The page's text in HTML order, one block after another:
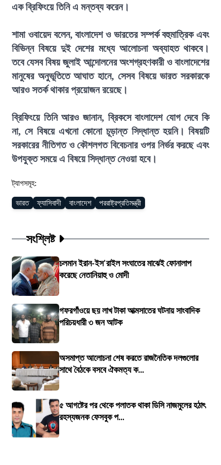
এক ব্রিফিংয়ে তিনি এ মন্তব্য করেন।
শামা ওবায়েদ বলেন, বাংলাদেশ ও ভারতের সম্পর্ক বহুমাত্রিক এবং
বিভিন্ন বিষয়ে দুই দেশের মধ্যে আলোচনা অব্যাহত থাকবে।
তবে যেসব বিষয় জুলাই আন্দোলনের অংশগ্রহণকারী ও বাংলাদেশের
মানুষের অনুভূতিতে আঘাত হানে, সেসব বিষয়ে ভারত সরকারকে
আরও সতর্ক থাকার প্রয়োজন রয়েছে।
ব্রিফিংয়ে তিনি আরও জানান, ব্রিকসে বাংলাদেশ যোগ দেবে কি
না, সে বিষয়ে এখনো কোনো চূড়ান্ত সিদ্ধান্ত হয়নি। বিষয়টি
সরকারের নীতিগত ও কৌশলগত বিবেচনার ওপর নির্ভর করছে এবং
উপযুক্ত সময়ে এ বিষয়ে সিদ্ধান্ত নেওয়া হবে।
ট্যাগসমূহ:
ভারত ফ্যাসিবাদী বাংলাদেশ পররাষ্ট্রপ্রতিমন্ত্রী
সংশ্লিষ্ট
চলমান ইরান-ইস'রাইল সংঘাতের মাঝেই ফোনালাপ
করেছে নেতানিয়াহু ও মোদী
গফরগাঁওয়ে ছয় লাখ টাকা আত্মসাতের ঘটনায় সাংবাদিক
পরিচয়ধারী ৩ জন আটক
অসমাপ্ত আলোচনা শেষ করতে রাজনৈতিক দলগুলোর
সাথে বৈঠকে বসবে ঐকমত্য ক...
৫ আগষ্টের পর থেকে পলাতক থাকা ডিসি নাজমুলের হঠাৎ
রহস্যজনক ফেসবুক প...